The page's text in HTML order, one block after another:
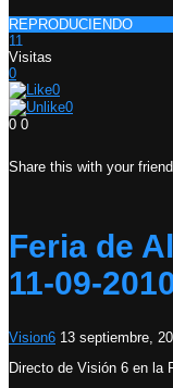
REPRODUCIENDO
11
Visitas
0
0
0
0 0
Share this with your
Feria de
11-09-
Vision6 13 septiembre,
Directo de Visión 6 en la